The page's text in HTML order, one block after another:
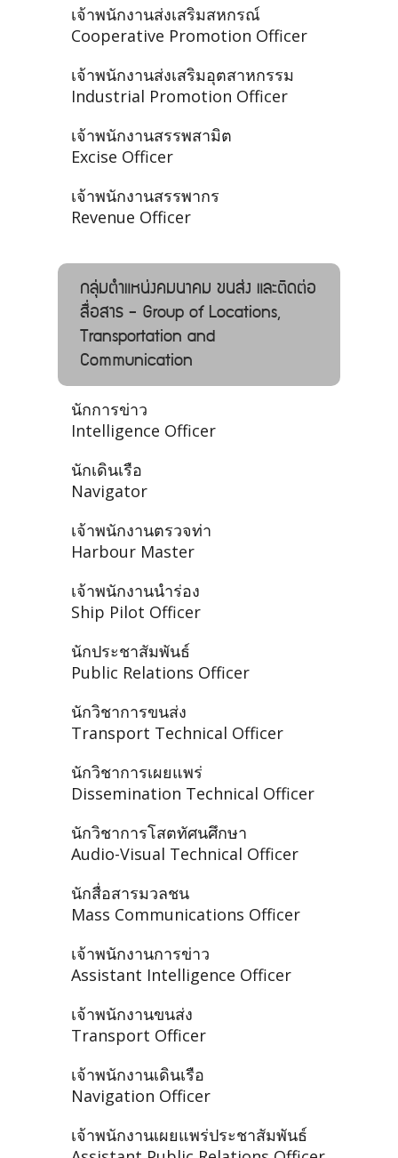
เจ้าพนักงานส่งเสริมสหกรณ์
Cooperative Promotion Officer
เจ้าพนักงานส่งเสริมอุตสาหกรรม
Industrial Promotion Officer
เจ้าพนักงานสรรพสามิต
Excise Officer
เจ้าพนักงานสรรพากร
Revenue Officer
กลุ่มตำแหน่งคมนาคม ขนส่ง และติดต่อ
สื่อสาร - Group of Locations,
Transportation and
Communication
นักการข่าว
Intelligence Officer
นักเดินเรือ
Navigator
เจ้าพนักงานตรวจท่า
Harbour Master
เจ้าพนักงานนำร่อง
Ship Pilot Officer
นักประชาสัมพันธ์
Public Relations Officer
นักวิชาการขนส่ง
Transport Technical Officer
นักวิชาการเผยแพร่
Dissemination Technical Officer
นักวิชาการโสตทัศนศึกษา
Audio-Visual Technical Officer
นักสื่อสารมวลชน
Mass Communications Officer
เจ้าพนักงานการข่าว
Assistant Intelligence Officer
เจ้าพนักงานขนส่ง
Transport Officer
เจ้าพนักงานเดินเรือ
Navigation Officer
เจ้าพนักงานเผยแพร่ประชาสัมพันธ์